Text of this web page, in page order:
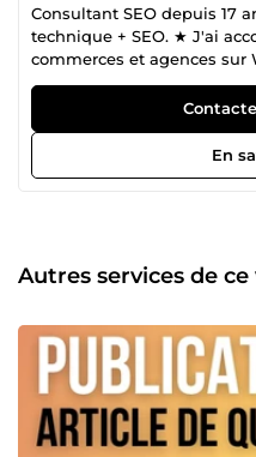
Consultant SEO depuis 17
technique + SEO. ★ J'ai
commerces et agences sur
Shopify. Je transforme la
mesurables. Approche
dans le SEO en tant que
vous proposer une gamme
matière de référencement,
fil des années, j'ai travaillé
grandes marques sur des
les résultats de recherche,
revenus. En collaborant
de bénéficier d'une
entreprise vers le succès
Si vous êtes prêt à
niveau supérieur, je suis là
En
Autres services de